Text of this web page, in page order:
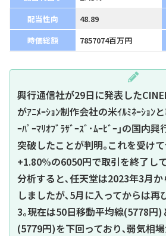
配当性向
48.89
時価総額
7857074百万円
興行通信社が29日に発表した
がｱﾆﾒｰｼｮﾝ制作会社の米ｲﾙﾐﾈｰｼｮﾝ
ｰﾊﾟｰﾏﾘｵﾌﾞﾗｻﾞｰｽﾞ･ﾑｰﾋﾞｰ｣の国内
突破したことが判明｡これを受け
+1.80%の6050円で取引を終了し
分析すると､任天堂は2023年3月
しましたが､5月に入ってからは再
3｡現在は50日移動平均線(5778円
(5779円)を下回っており､弱気相